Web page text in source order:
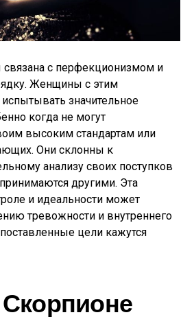
с перфекционизмом и
Женщины с этим
значительное
когда не могут
высоким стандартам или
Они склонны к
анализу своих поступков
другими. Эта
и идеальности может
тревожности и внутреннего
цели кажутся